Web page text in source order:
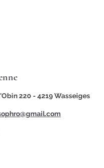
220 - 4219 Wasseiges